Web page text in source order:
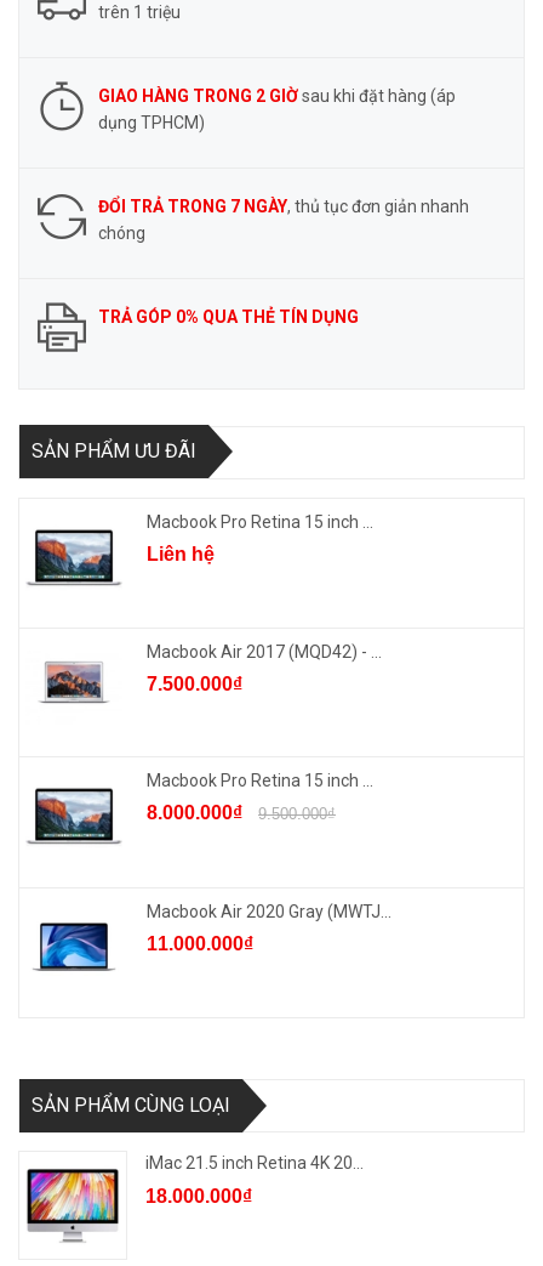
trên 1 triệu
GIAO HÀNG TRONG 2 GIỜsau khi đặt hàng (áp
dụng TPHCM)
ĐỔI TRẢ TRONG 7 NGÀY, thủ tục đơn giản nhanh
chóng
TRẢ GÓP 0% QUA THẺ TÍN DỤNG
SẢN PHẨM ƯU ĐÃI
Macbook Pro Retina 15 inch ...
Liên hệ
Macbook Air 2017 (MQD42) - ...
7.500.000₫
Macbook Pro Retina 15 inch ...
8.000.000₫ 9.500.000₫
Macbook Air 2020 Gray (MWTJ...
11.000.000₫
SẢN PHẨM CÙNG LOẠI
iMac 21.5 inch Retina 4K 20...
18.000.000₫